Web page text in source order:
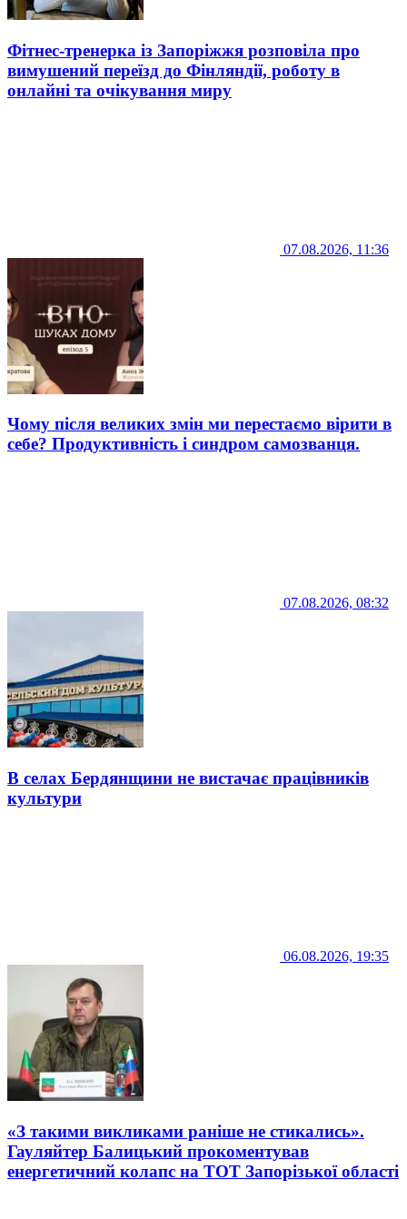
Фітнес-тренерка із Запоріжжя розповіла про
вимушений переїзд до Фінляндії, роботу в
онлайні та очікування миру
07.08.2026, 11:36
Чому після великих змін ми перестаємо вірити в
себе? Продуктивність і синдром самозванця.
07.08.2026, 08:32
В селах Бердянщини не вистачає працівників
культури
06.08.2026, 19:35
«З такими викликами раніше не стикались».
Гауляйтер Балицький прокоментував
енергетичний колапс на ТОТ Запорізької області